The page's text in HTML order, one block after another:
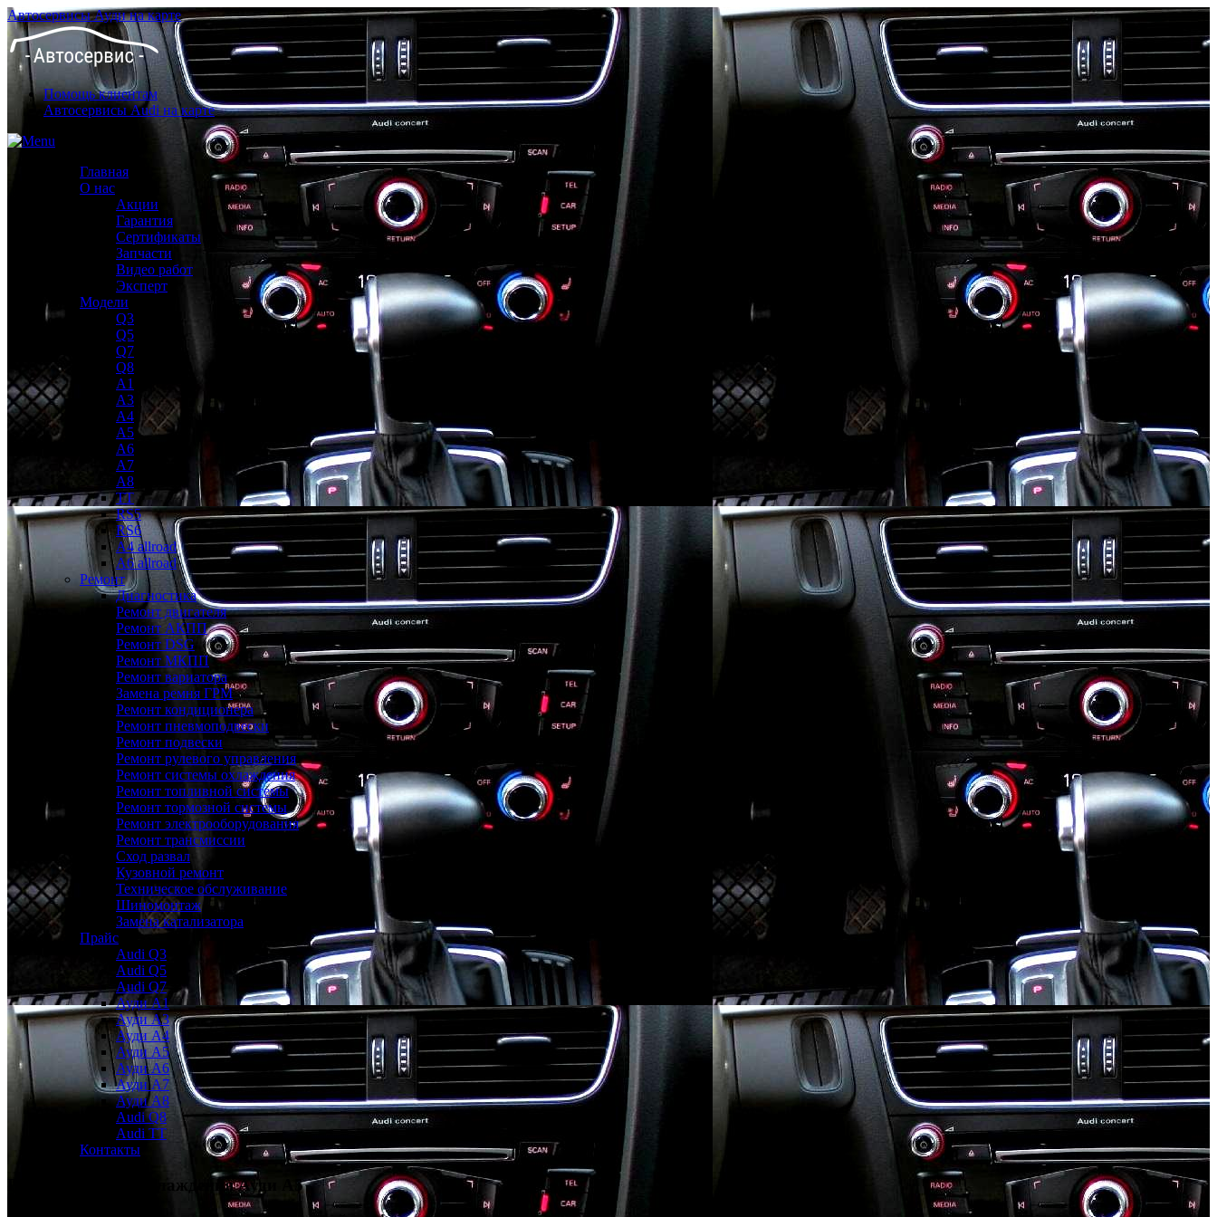
Автосервисы Ауди на карте
Помощь клиентам
Автосервисы Audi на карте
Главная
О нас
Акции
Гарантия
Сертификаты
Запчасти
Видео работ
Эксперт
Модели
Q3
Q5
Q7
Q8
A1
A3
A4
A5
A6
A7
A8
TT
RS5
RS6
A4 allroad
A6 allroad
Ремонт
Диагностика
Ремонт двигателя
Ремонт АКПП
Ремонт DSG
Ремонт МКПП
Ремонт вариатора
Замена ремня ГРМ
Ремонт кондиционера
Ремонт пневмоподвески
Ремонт подвески
Ремонт рулевого управления
Ремонт системы охлаждения
Ремонт топливной системы
Ремонт тормозной системы
Ремонт электрооборудования
Ремонт трансмиссии
Сход развал
Кузовной ремонт
Техническое обслуживание
Шиномонтаж
Замена катализатора
Прайс
Audi Q3
Audi Q5
Audi Q7
Ауди А1
Ауди А3
Ауди А4
Ауди A5
Ауди А6
Ауди А7
Ауди A8
Audi Q8
Audi TT
Контакты
Ремонт системы охлажденияАуди А5